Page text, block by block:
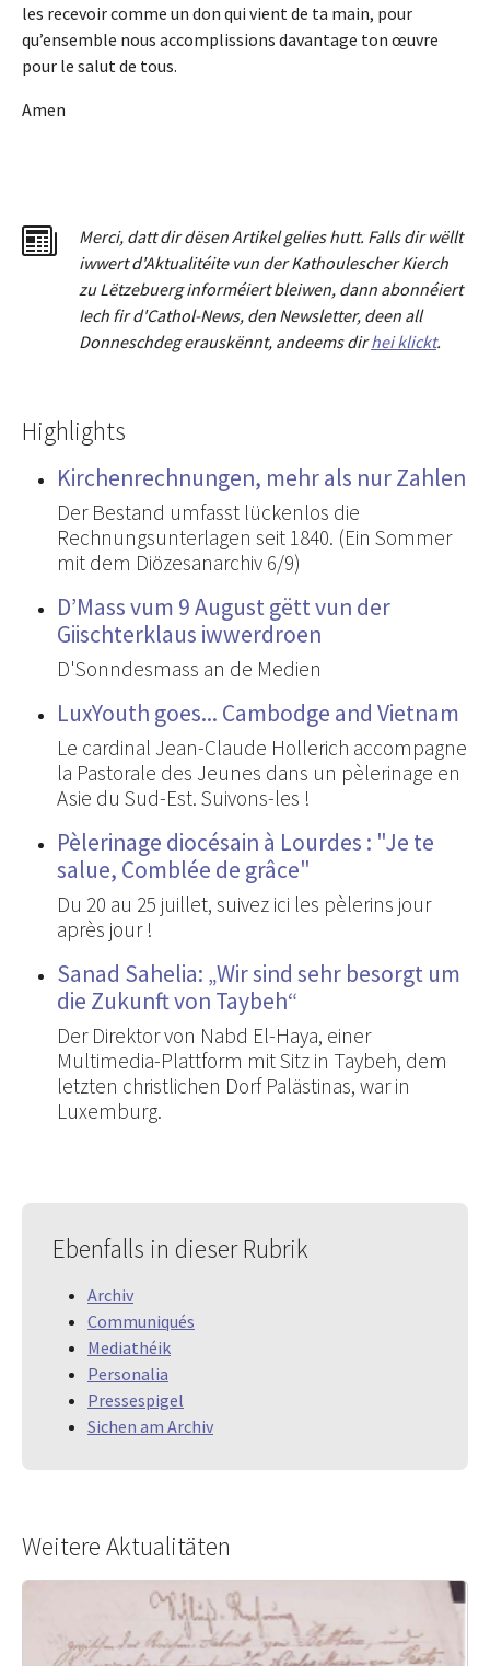
les recevoir comme un don qui vient de ta main, pour
qu’ensemble nous accomplissions davantage ton œuvre
pour le salut de tous.
Amen
Merci, dattdir dësen Artikel gelies hutt. Falls dir wëllt
iwwert d'Aktualitéite vun der Kathoulescher Kierch
zu Lëtzebuerg informéiert bleiwen, dann abonnéiert
Iech fir d'Cathol-News, den Newsletter, deen all
Donneschdeg erauskënnt, andeems dirhei klickt.
Highlights
Kirchenrechnungen, mehr als nur Zahlen
Der Bestand umfasst lückenlos die
Rechnungsunterlagen seit 1840. (Ein Sommer
mit dem Diözesanarchiv 6/9)
D’Mass vum 9 August gëtt vun der
Giischterklaus iwwerdroen
D'Sonndesmass an de Medien
LuxYouth goes... Cambodge and Vietnam
Le cardinal Jean-Claude Hollerich accompagne
la Pastorale des Jeunes dans un pèlerinage en
Asie du Sud-Est. Suivons-les !
Pèlerinage diocésain à Lourdes : "Je te
salue, Comblée de grâce"
Du 20 au 25 juillet, suivez ici les pèlerins jour
après jour !
Sanad Sahelia: „Wir sind sehr besorgt um
die Zukunft von Taybeh“
Der Direktor von Nabd El-Haya, einer
Multimedia-Plattform mit Sitz in Taybeh, dem
letzten christlichen Dorf Palästinas, war in
Luxemburg.
Ebenfalls in dieser Rubrik
Archiv
Communiqués
Mediathéik
Personalia
Pressespigel
Sichen am Archiv
Weitere Aktualitäten